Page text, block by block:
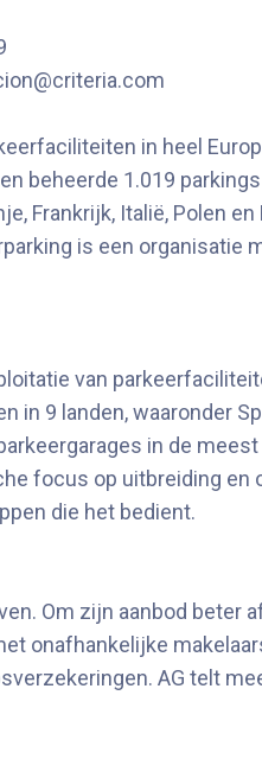
in heel
beheerde 1.019
Frankrijk, Italië, Polen
is een organisatie
van
9 landen, waaronder
in de
focus op uitbreiding en
die het bedient.
Om zijn aanbod beter
onafhankelijke
AG telt